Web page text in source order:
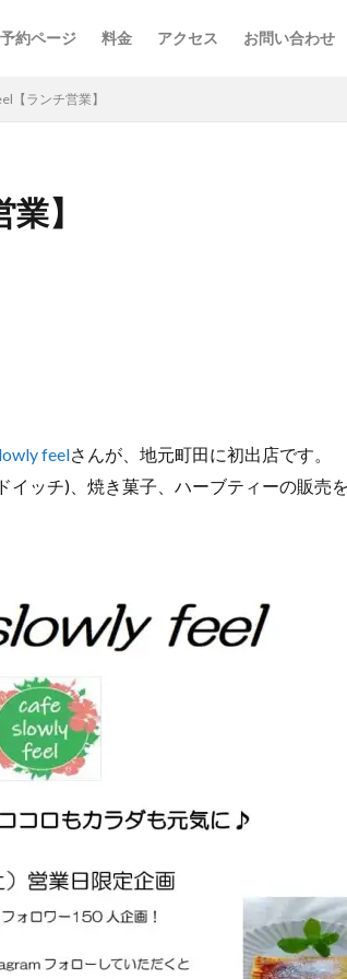
約ページ 料金 アクセス お問い合わせ
【ランチ営業】
】
feelさんが、地元町田に初出店です。
ッチ)、焼き菓子、ハーブティーの販売